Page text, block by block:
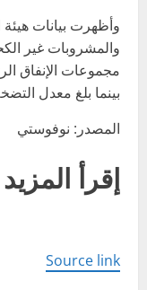
وأظهرت بيانات هيئة
والمشروبات غير
بينما بلغ معدل
المصدر: نوفوستي
إقرأ المزيد
Source link